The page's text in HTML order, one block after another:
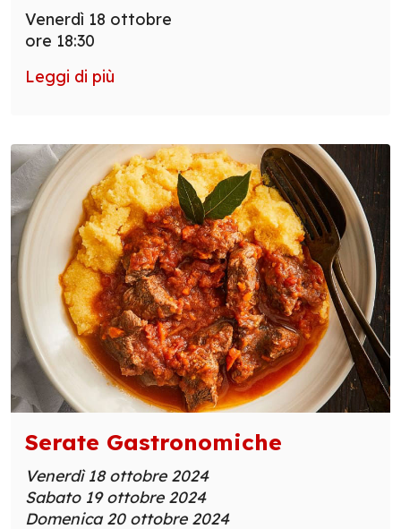
Venerdì 18 ottobre
ore 18:30
Leggi di più
Serate Gastronomiche
Venerdì 18 ottobre 2024
Sabato 19 ottobre 2024
Domenica 20 ottobre 2024